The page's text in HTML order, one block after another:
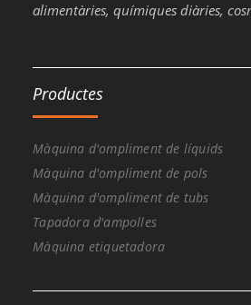
alimentàries, químiques diàries,
Productes
Màquina d'ompliment de líquids
Màquina d'ompliment de pols
Màquina d'ompliment de tubs
Tapadora d'ampolles
Màquina etiquetadora